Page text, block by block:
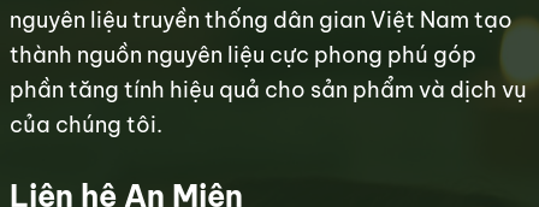
nguyên liệu truyền thống dân gian Việt Nam tạo
thành nguồn nguyên liệu cực phong phú góp
phần tăng tính hiệu quả cho sản phẩm và dịch vụ
của chúng tôi.
Liên hệ An Miên